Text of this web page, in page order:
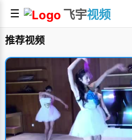
☰ 飞宇视频
推荐视频